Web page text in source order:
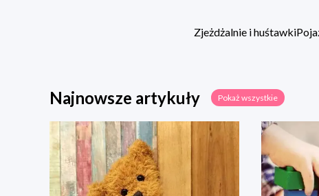
Zjeżdżalnie i huśtawki
Najnowsze artykuły Pokaż wszystkie